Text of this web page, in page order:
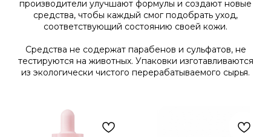
производители улучшают формулы и создают новые
средства, чтобы каждый смог подобрать уход,
соответствующий состоянию своей кожи.
Средства не содержат парабенов и сульфатов, не
тестируются на животных. Упаковки изготавливаются
из экологически чистого перерабатываемого сырья.